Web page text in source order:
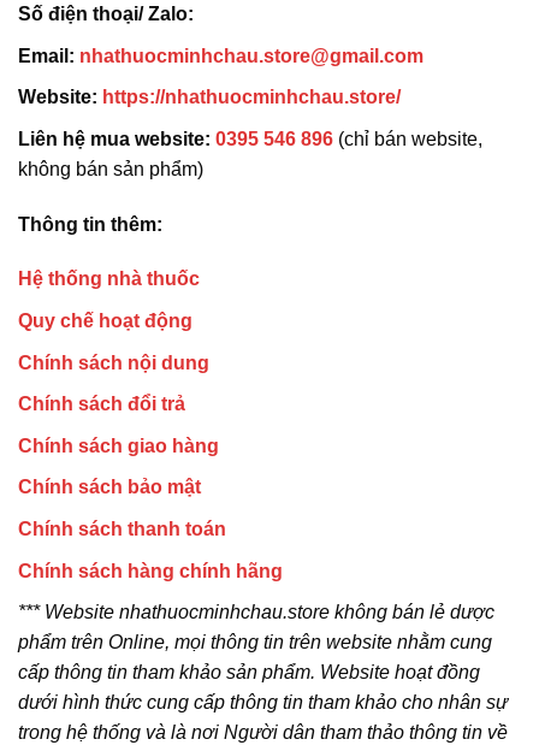
Số điện thoại/ Zalo:
Email: nhathuocminhchau.store@gmail.com
Website: https://nhathuocminhchau.store/
Liên hệ mua website: 0395 546 896 (chỉ bán website,
không bán sản phẩm)
Thông tin thêm:
Hệ thống nhà thuốc
Quy chế hoạt động
Chính sách nội dung
Chính sách đổi trả
Chính sách giao hàng
Chính sách bảo mật
Chính sách thanh toán
Chính sách hàng chính hãng
*** Website nhathuocminhchau.store không bán lẻ dược
phẩm trên Online, mọi thông tin trên website nhằm cung
cấp thông tin tham khảo sản phẩm. Website hoạt đồng
dưới hình thức cung cấp thông tin tham khảo cho nhân sự
trong hệ thống và là nơi Người dân tham thảo thông tin về